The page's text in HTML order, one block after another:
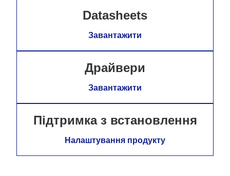
Datasheets
Завантажити
Драйвери
Завантажити
Підтримка з встановлення
Налаштування продукту